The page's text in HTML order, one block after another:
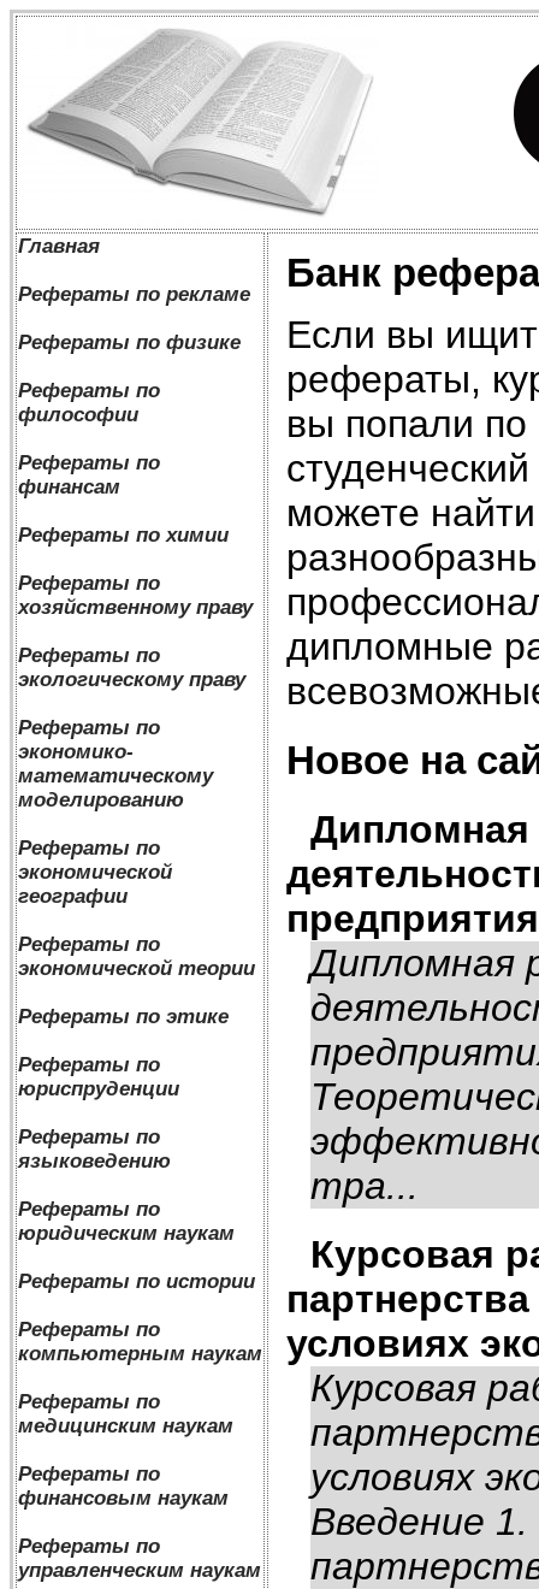
Главная
Рефераты по рекламе
Рефераты по физике
Рефераты по
философии
Рефераты по
финансам
Рефераты по химии
Рефераты по
хозяйственному праву
Рефераты по
экологическому праву
Рефераты по
экономико-
математическому
моделированию
Рефераты по
экономической
географии
Рефераты по
экономической теории
Рефераты по этике
Рефераты по
юриспруденции
Рефераты по
языковедению
Рефераты по
юридическим наукам
Рефераты по истории
Рефераты по
компьютерным наукам
Рефераты по
медицинским наукам
Рефераты по
финансовым наукам
Рефераты по
управленческим наукам
Банк
Если вы
рефераты,
вы попали по
можете
дипломные
Новое на
Дипломная
предприятия
Дипломная
тра...
Курсовая
условиях
Курсовая
условиях
Введение